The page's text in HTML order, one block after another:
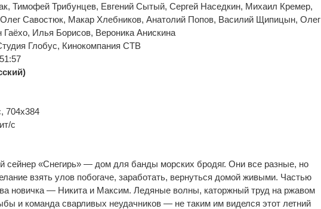
Тимофей Трибунцев, Евгений Сытый, Сергей Наседкин, Михаил Кремер,
Савостюк, Макар Хлебников, Анатолий Попов, Василий Щипицын, Олег
Гаёхо, Илья Борисов, Вероника Анискина
Глобус, Кинокомпания CTB
704x384
с
сейнер «Снегирь» — дом для банды морских бродяг. Они все разные, но
взять улов побогаче, заработать, вернуться домой живыми. Частью
новичка — Никита и Максим. Ледяные волны, каторжный труд на ржавом
и команда сварливых неудачников — не таким им виделся этот летний